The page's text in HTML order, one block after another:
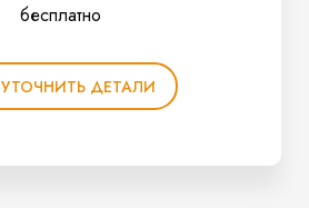
бесплатно
УТОЧНИТЬ ДЕТАЛИ